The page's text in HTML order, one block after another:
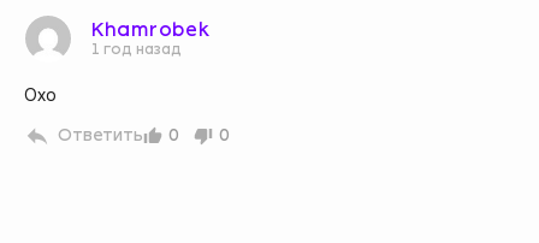
Khamrobek
1 год назад
Oxo
0 0
Ответить